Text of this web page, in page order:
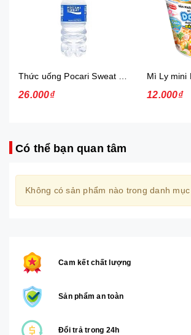
26.000₫ 12.000₫
Có thể bạn quan tâm
Không có sản phẩm nào trong danh mục
Cam kết chất lượng
Sản phẩm an toàn
Đổi trả trong 24h